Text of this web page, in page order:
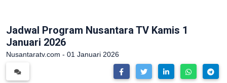
Jadwal Program Nusantara TV Kamis 1
Januari 2026
Nusantaratv.com - 01 Januari 2026